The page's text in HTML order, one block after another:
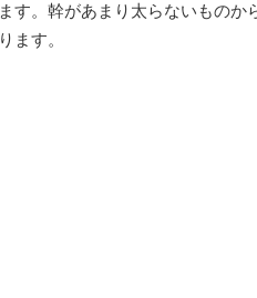
す。幹があまり太らないもの
ます。